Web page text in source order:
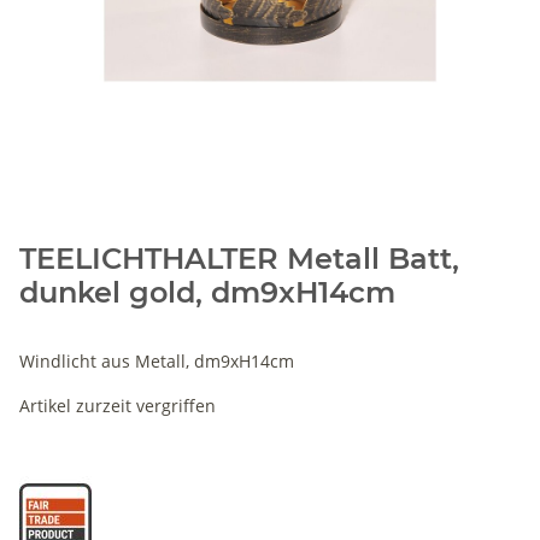
TEELICHTHALTER Metall Batt,
dunkel gold, dm9xH14cm
Windlicht aus Metall, dm9xH14cm
Artikel zurzeit vergriffen